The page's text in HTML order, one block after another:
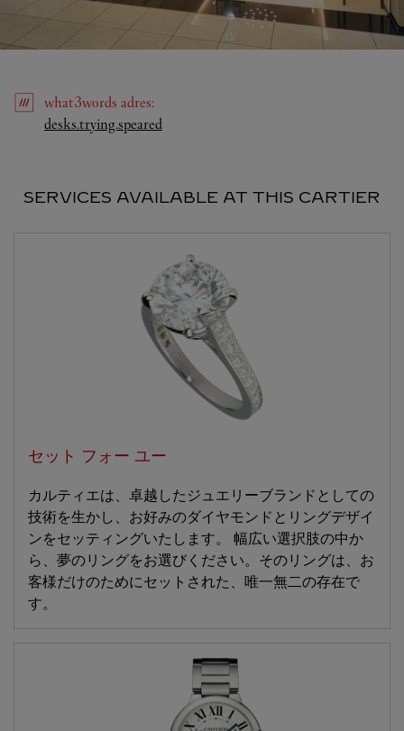
what3words adres:
desks.trying.speared
SERVICES AVAILABLE AT THIS CARTIER
セット フォー ユー
カルティエは、卓越したジュエリーブランドとしての
技術を生かし、お好みのダイヤモンドとリングデザイ
ンをセッティングいたします。 幅広い選択肢の中か
ら、夢のリングをお選びください。そのリングは、お
客様だけのためにセットされた、唯一無二の存在で
す。